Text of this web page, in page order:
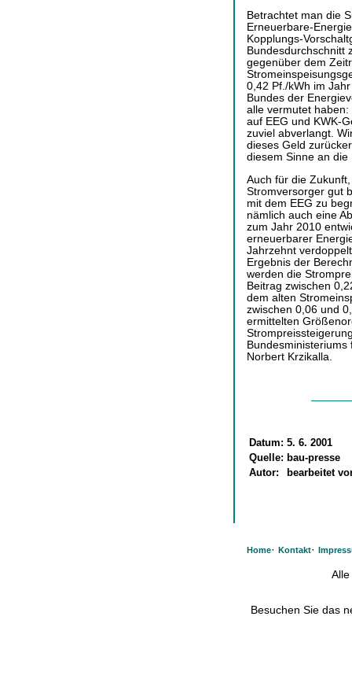
Betrachtet man die
Erneuerbare-
Kopplungs-
Bundesdurchschnitt
gegenüber dem
0,42 Pf./kWh im
Bundes der
alle vermutet
auf EEG und KWK-
zuviel abverlangt.
dieses Geld
diesem Sinne an
Auch für die
Stromversorger gut
mit dem EEG zu
nämlich auch eine
zum Jahr 2010
erneuerbarer
Jahrzehnt
Ergebnis der
werden die
Beitrag zwischen
dem alten
zwischen 0,06 und
ermittelten
Bundesministeriums
Norbert Krzikalla.
Datum: 5. 6. 2001
Quelle: bau-presse
Autor:
bearbeitet
Home· Kontakt·
Besuchen Sie das